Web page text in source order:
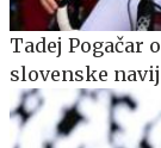
Tadej Pogačar
slovenske